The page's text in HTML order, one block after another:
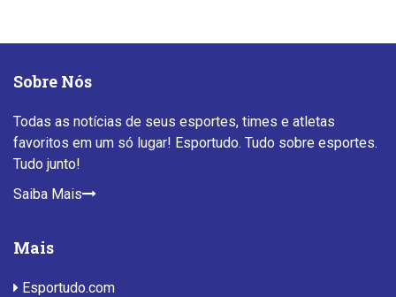
Sobre Nós
Todas as notícias de seus esportes, times e atletas
favoritos em um só lugar! Esportudo. Tudo sobre esportes.
Tudo junto!
Saiba Mais
Mais
Esportudo.com